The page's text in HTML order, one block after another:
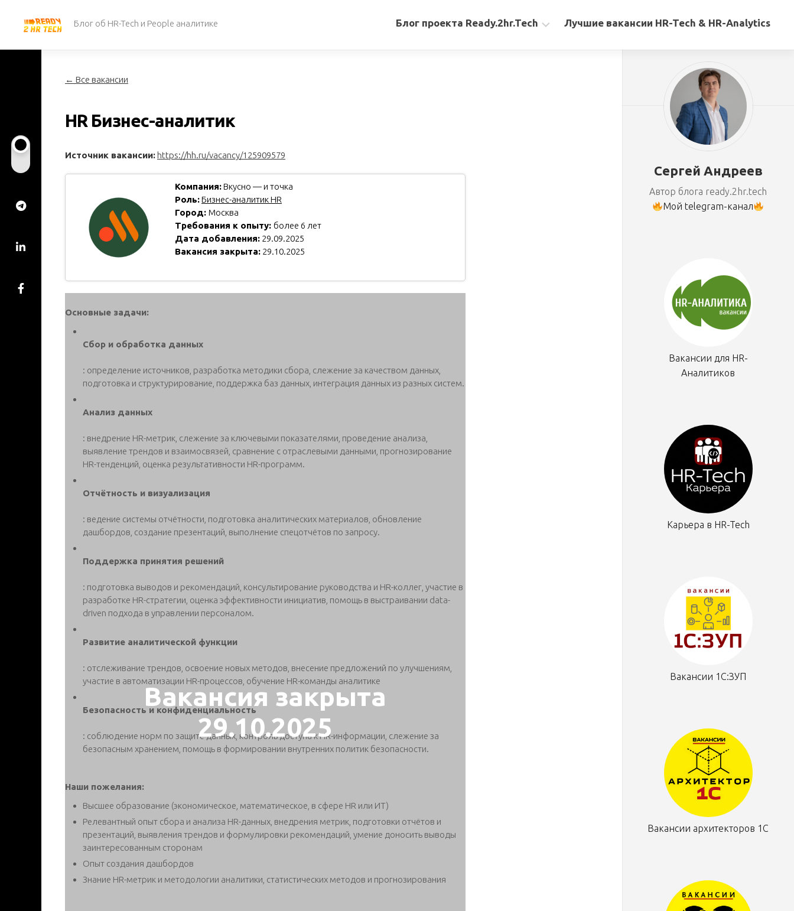
содержанию
Блог об HR-Tech и People аналитике Блог проекта Ready.2hr.Tech Лучшие вакансии HR-Tech & HR-Analytics
← Все вакансии
HR Бизнес-аналитик
Источник вакансии: https://hh.ru/vacancy/125909579
Компания:Вкусно — и точка
Роль:Бизнес-аналитик HR
Город: Москва
Требования к опыту: более 6 лет
Дата добавления: 29.09.2025
Вакансия закрыта: 29.10.2025
Вакансия закрыта
29.10.2025
Основные задачи:
Сбор и обработка данных
: определение источников, разработка методики сбора, слежение за качеством данных,
подготовка и структурирование, поддержка баз данных, интеграция данных из разных систем.
Анализ данных
: внедрение HR-метрик, слежение за ключевыми показателями, проведение анализа,
выявление трендов и взаимосвязей, сравнение с отраслевыми данными, прогнозирование
HR-тенденций, оценка результативности HR-программ.
Отчётность и визуализация
: ведение системы отчётности, подготовка аналитических материалов, обновление
дашбордов, создание презентаций, выполнение спецотчётов по запросу.
Поддержка принятия решений
: подготовка выводов и рекомендаций, консультирование руководства и HR-коллег, участие в
разработке HR-стратегии, оценка эффективности инициатив, помощь в выстраивании data-
driven подхода в управлении персоналом.
Развитие аналитической функции
: отслеживание трендов, освоение новых методов, внесение предложений по улучшениям,
участие в автоматизации HR-процессов, обучение HR-команды аналитике
Безопасность и конфиденциальность
: соблюдение норм по защите данных, контроль доступа к HR-информации, слежение за
безопасным хранением, помощь в формировании внутренних политик безопасности.
Наши пожелания:
Высшее образование (экономическое, математическое, в сфере HR или ИТ)
Релевантный опыт сбора и анализа HR-данных, внедрения метрик, подготовки отчётов и
презентаций, выявления трендов и формулировки рекомендаций, умение доносить выводы
заинтересованным сторонам
Опыт создания дашбордов
Знание HR-метрик и методологии аналитики, статистических методов и прогнозирования
Сергей Андреев
Автор блога ready.2hr.tech
Мой telegram-канал
Вакансии для HR-
Аналитиков
Карьера в HR-Tech
Вакансии 1С:ЗУП
Вакансии архитекторов 1С